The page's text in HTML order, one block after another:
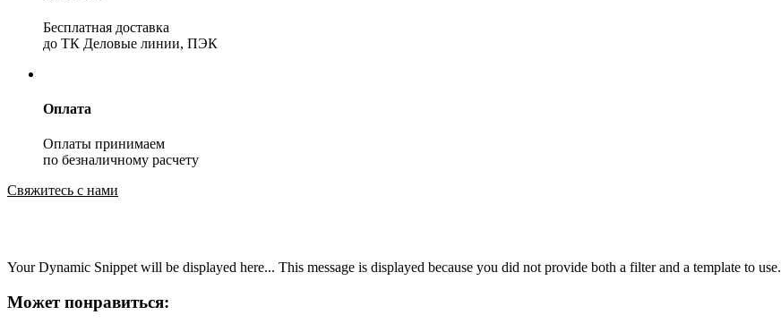
Бесплатная доставка
до ТК Деловые линии, ПЭК
Оплата
Оплаты принимаем
по безналичному расчету
Свяжитесь с нами
Your Dynamic Snippet will be displayed here... This message is displayed because you did not provide both a filter and a template to use.
Может понравиться: